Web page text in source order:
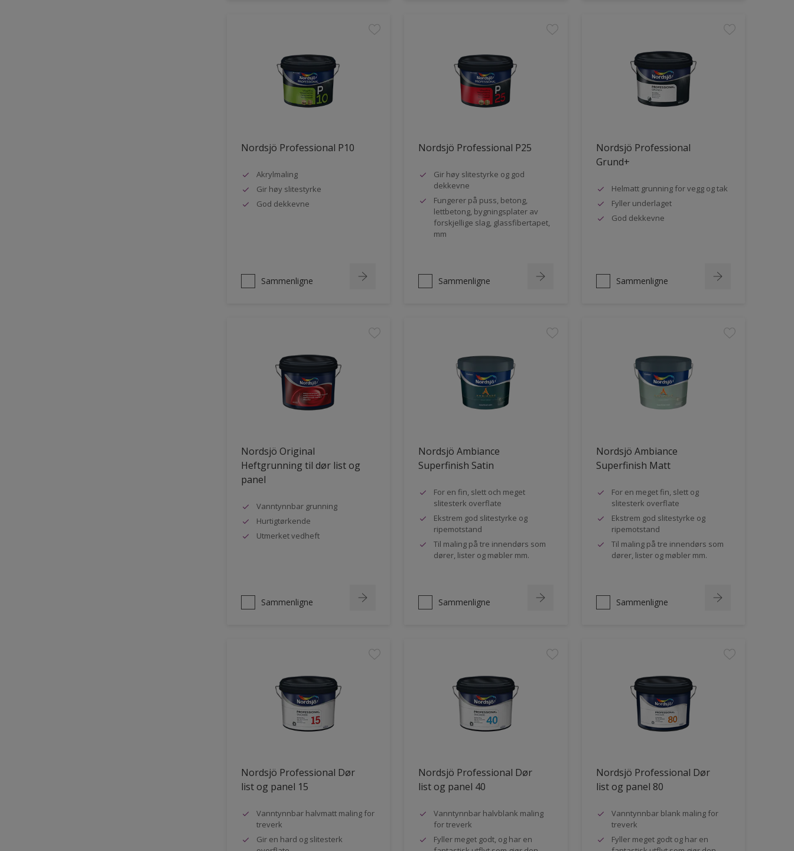
Nordsjö Professional P10
Akrylmaling
Gir høy slitestyrke
God dekkevne
Sammenligne
Nordsjö Professional P25
Gir høy slitestyrke og god
dekkevne
Fungerer på puss, betong,
lettbetong, bygningsplater av
forskjellige slag, glassfibertapet,
mm
Sammenligne
Nordsjö Professional
Grund+
Helmatt grunning for vegg og tak
Fyller underlaget
God dekkevne
Sammenligne
Nordsjö Original
Heftgrunning til dør list og
panel
Vanntynnbar grunning
Hurtigtørkende
Utmerket vedheft
Sammenligne
Nordsjö Ambiance
Superfinish Satin
For en fin, slett och meget
slitesterk overflate
Ekstrem god slitestyrke og
ripemotstand
Til maling på tre innendørs som
dører, lister og møbler mm.
Sammenligne
Nordsjö Ambiance
Superfinish Matt
For en meget fin, slett og
slitesterk overflate
Ekstrem god slitestyrke og
ripemotstand
Til maling på tre innendørs som
dører, lister og møbler mm.
Sammenligne
Nordsjö Professional Dør
list og panel 15
Vanntynnbar halvmatt maling for
treverk
Gir en hard og slitesterk
Nordsjö Professional Dør
list og panel 40
Vanntynnbar halvblank maling
for treverk
Fyller meget godt, og har en
Nordsjö Professional Dør
list og panel 80
Vanntynnbar blank maling for
treverk
Fyller meget godt og har en